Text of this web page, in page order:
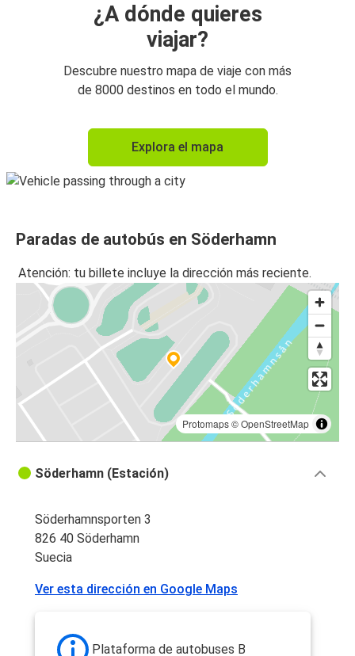
¿A dónde quieres
viajar?
Descubre nuestro mapa de viaje con más
de 8000 destinos en todo el mundo.
Explora el mapa
Paradas de autobús en Söderhamn
Atención: tu billete incluye la dirección más reciente.
Protomaps©OpenStreetMap
Söderhamn (Estación)
Söderhamnsporten 3
826 40 Söderhamn
Suecia
Ver esta dirección en Google Maps
Plataforma de autobuses B